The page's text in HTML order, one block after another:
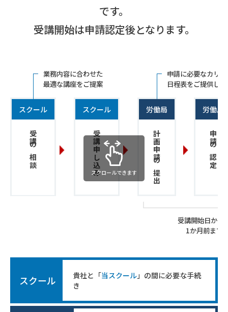
です。
受講開始は申請認定後となります。
スクール
受講の相談
業務内容に合わせた
最適な講座をご提案
スクール
受講申し込み
労働局
計画申請の提出
申請に必要なカリ
日程表をご提供し
受講開始日から
1か月前まで
労働局
申請の認定
スクロールできます
スクール 貴社と「当スクール」の間に必要な手続
き